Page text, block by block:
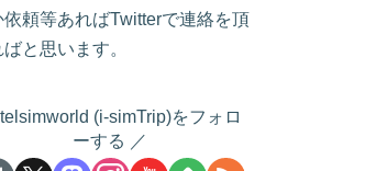
依頼等あればTwitterで連絡を頂
と思います。
telsimworld (i-simTrip)をフォロ
ーする